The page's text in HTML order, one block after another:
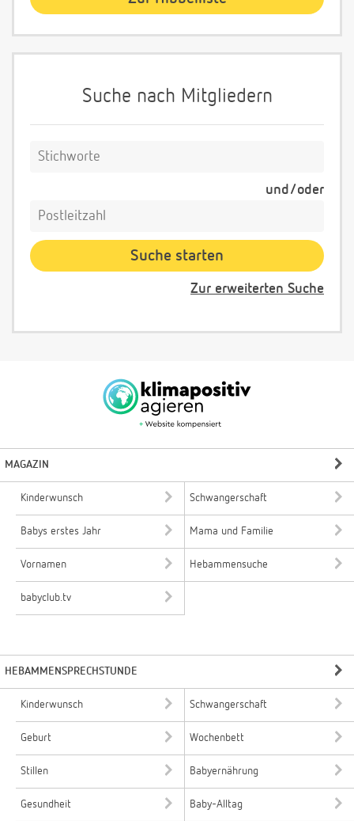
Suche nach Mitgliedern
und/oder
Zur erweiterten Suche
MAGAZIN
Kinderwunsch Schwangerschaft
Babys erstes Jahr Mama und Familie
Vornamen Hebammensuche
babyclub.tv
HEBAMMENSPRECHSTUNDE
Kinderwunsch Schwangerschaft
Geburt Wochenbett
Stillen Babyernährung
Gesundheit Baby-Alltag